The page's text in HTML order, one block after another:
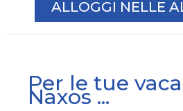
ALLOGGI NELLE
Per le tue
Naxos ...